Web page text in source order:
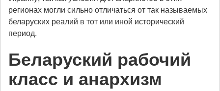
регионах могли сильно отличаться от так называемых
беларуских реалий в тот или иной исторический
период.
Беларуский рабочий
класс и анархизм